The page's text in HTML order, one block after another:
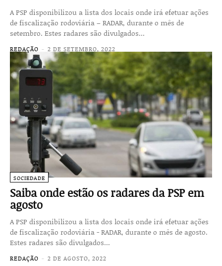
A PSP disponibilizou a lista dos locais onde irá efetuar ações
de fiscalização rodoviária – RADAR, durante o mês de
setembro. Estes radares são divulgados...
REDAÇÃO - 2 DE SETEMBRO, 2022
SOCIEDADE
Saiba onde estão os radares da PSP em
agosto
A PSP disponibilizou a lista dos locais onde irá efetuar ações
de fiscalização rodoviária - RADAR, durante o mês de agosto.
Estes radares são divulgados...
REDAÇÃO - 2 DE AGOSTO, 2022